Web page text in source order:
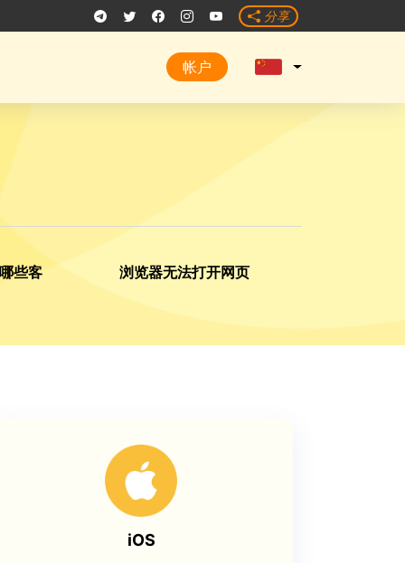
帐户
分享
些客 浏览器无法打开网页
iOS